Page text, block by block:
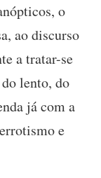
o
ao discurso
a tratar-se
lento, do
já com a
e